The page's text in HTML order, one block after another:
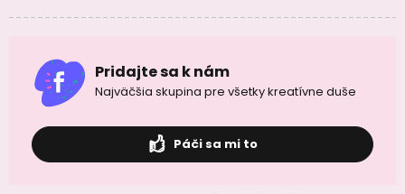
Pridajte sa k nám
Najväčšia skupina pre všetky kreatívne duše
Páči sa mi to